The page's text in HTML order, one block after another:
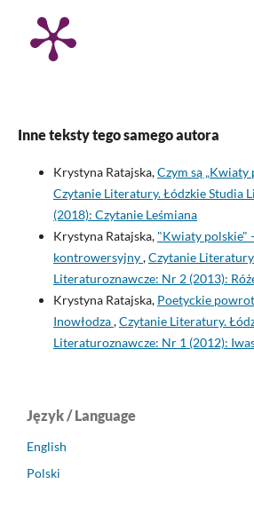
Inne teksty tego samego autora
Krystyna Ratajska,Czym są „Kwiaty
Czytanie Literatury. Łódzkie Studia
(2018): Czytanie Leśmiana
Krystyna Ratajska, "Kwiaty polskie"
kontrowersyjny,Czytanie
Literaturoznawcze: Nr 2 (2013):
Krystyna Ratajska, Poetyckie
Inowłodza,Czytanie Literatury.
Literaturoznawcze: Nr 1 (2012):
Język / Language
English
Polski